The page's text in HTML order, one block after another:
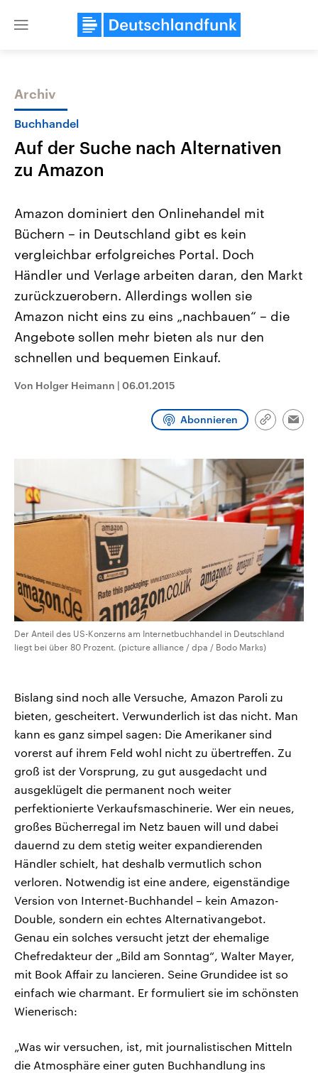
Close
Themen
Aktuelle Beiträge, Analysen und
Hintergründe
Wirtschaftlich und militärisch
gehören die Vereinigten Staaten zu
den mächtigsten Ländern der Erde,
mit großem Einfluss auf das
Nahostkonflikt
Aktuelle Lage und
Der Überfall der
Terrororganisation Hamas
Oktober 2023 auf Israel
Region wieder die Gewalt
Israel möchte die Hamas
Libanon vom Iran
Sendungen Programm Podcasts
Archiv
Buchhandel
Auf der Suche nach Alternativen
zu Amazon
Amazon dominiert den Onlinehandel mit
Büchern – in Deutschland gibt es kein
vergleichbar erfolgreiches Portal. Doch
Händler und Verlage arbeiten daran, den Markt
zurückzuerobern. Allerdings wollen sie
Amazon nicht eins zu eins „nachbauen“ – die
Angebote sollen mehr bieten als nur den
schnellen und bequemen Einkauf.
Von Holger Heimann | 06.01.2015
Abonnieren
Link
Der Anteil des US-Konzerns am Internetbuchhandel in Deutschland
liegt bei über 80 Prozent. (picture alliance / dpa / Bodo Marks)
Bislang sind noch alle Versuche, Amazon Paroli zu
bieten, gescheitert. Verwunderlich ist das nicht. Man
kann es ganz simpel sagen: Die Amerikaner sind
vorerst auf ihrem Feld wohl nicht zu übertreffen. Zu
groß ist der Vorsprung, zu gut ausgedacht und
ausgeklügelt die permanent noch weiter
perfektionierte Verkaufsmaschinerie. Wer ein neues,
großes Bücherregal im Netz bauen will und dabei
dauernd zu dem stetig weiter expandierenden
Händler schielt, hat deshalb vermutlich schon
verloren. Notwendig ist eine andere, eigenständige
Version von Internet-Buchhandel – kein Amazon-
Double, sondern ein echtes Alternativangebot.
Genau ein solches versucht jetzt der ehemalige
Chefredakteur der „Bild am Sonntag“, Walter Mayer,
mit Book Affair zu lancieren. Seine Grundidee ist so
einfach wie charmant. Er formuliert sie im schönsten
Wienerisch:
„Was wir versuchen, ist, mit journalistischen Mitteln
die Atmosphäre einer guten Buchhandlung ins